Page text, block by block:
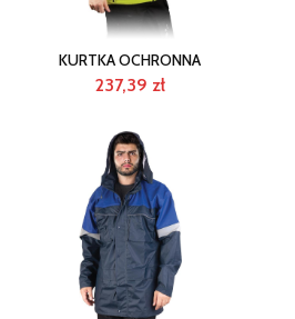
KURTKA OCHRONNA
237,39 zł